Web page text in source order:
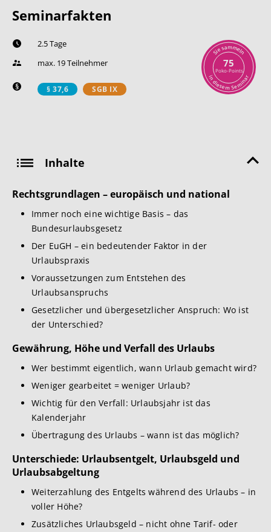
Inhalte
Rechtsgrundlagen – europäisch und national
Immer noch eine wichtige Basis – das
Bundesurlaubsgesetz
Der EuGH – ein bedeutender Faktor in der
Urlaubspraxis
Voraussetzungen zum Entstehen des
Urlaubsanspruchs
Gesetzlicher und übergesetzlicher Anspruch: Wo ist
der Unterschied?
Gewährung, Höhe und Verfall des Urlaubs
Wer bestimmt eigentlich, wann Urlaub gemacht wird?
Weniger gearbeitet = weniger Urlaub?
Wichtig für den Verfall: Urlaubsjahr ist das
Kalenderjahr
Übertragung des Urlaubs – wann ist das möglich?
Unterschiede: Urlaubsentgelt, Urlaubsgeld und
Urlaubsabgeltung
Weiterzahlung des Entgelts während des Urlaubs – in
voller Höhe?
Zusätzliches Urlaubsgeld – nicht ohne Tarif- oder
Seminarfakten
2.5 Tage
max. 19 Teilnehmer
§ 37,6 SGB IX
i
n
d
iesemSemi
n
a
r
S
iesammel
n
75
Poko-Points